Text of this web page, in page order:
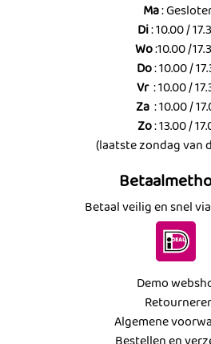
Ma:
Di: 10.00 /
Wo:10.00 /
Do: 10.00 /
Vr: 10.00 /
Za : 10.00 /
Zo: 13.00 /
(laatste zondag van
Betaal veilig en snel
Demo
Algemene